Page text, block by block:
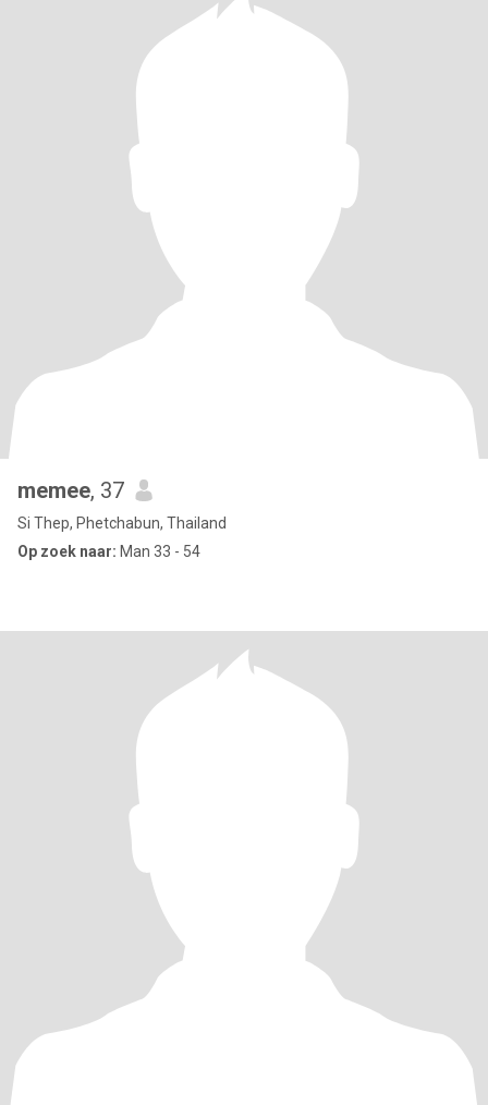
memee, 37
Si Thep, Phetchabun, Thailand
Op zoek naar: Man 33 - 54